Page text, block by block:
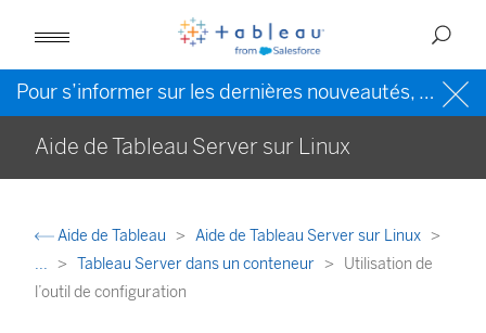
Pour s’informer sur les dernières nouveautés, veuillez consulter l’
Aide de Tableau Server sur Linux
Aide de Tableau
Aide de Tableau Server sur Linux
...
Tableau Server dans un conteneur
Utilisation de
l’outil de configuration